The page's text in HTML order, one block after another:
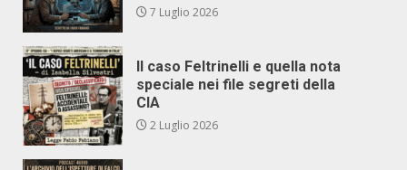
7 Luglio 2026
Il caso Feltrinelli e quella nota
speciale nei file segreti della
CIA
2 Luglio 2026